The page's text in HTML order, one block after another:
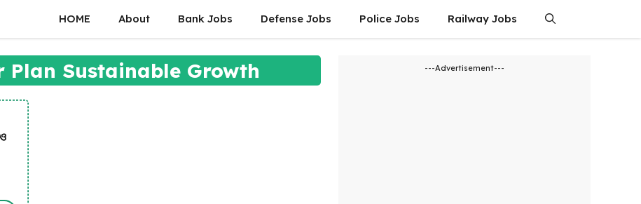
HOME About Bank Jobs Defense Jobs Police Jobs Railway Jobs
Plan Sustainable Growth ---Advertisement---